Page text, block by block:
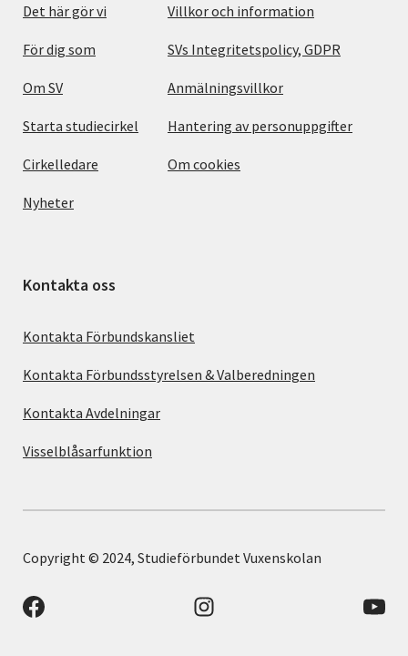
Det här gör vi
För dig som
Om SV
Starta studiecirkel
Cirkelledare
Nyheter
Villkor och information
SVs Integritetspolicy, GDPR
Anmälningsvillkor
Hantering av personuppgifter
Om cookies
Kontakta oss
Kontakta Förbundskansliet
Kontakta Förbundsstyrelsen & Valberedningen
Kontakta Avdelningar
Visselblåsarfunktion
Copyright © 2024, Studieförbundet Vuxenskolan